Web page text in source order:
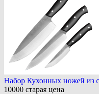
Набор Кухонных ножей из
10000 старая цена